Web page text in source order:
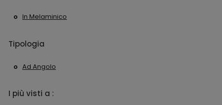
In Melaminico
Tipologia
Ad Angolo
I più visti a :